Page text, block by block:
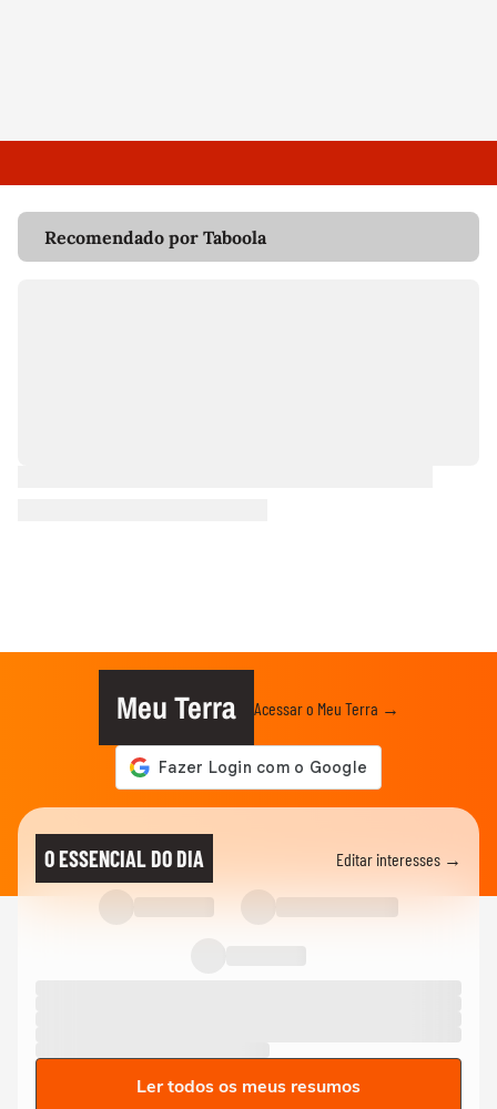
Recomendado por Taboola
Meu Terra Acessar o Meu Terra →
O ESSENCIAL DO DIA Editar interesses →
Ler todos os meus resumos